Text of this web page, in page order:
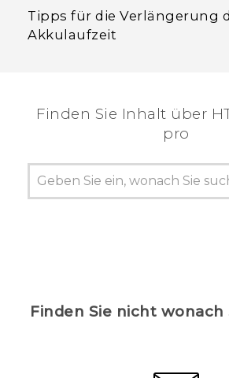
Tipps für die Verlängerung
Akkulaufzeit
Finden Sie Inhalt über‎
pro
Finden Sie nicht wonach